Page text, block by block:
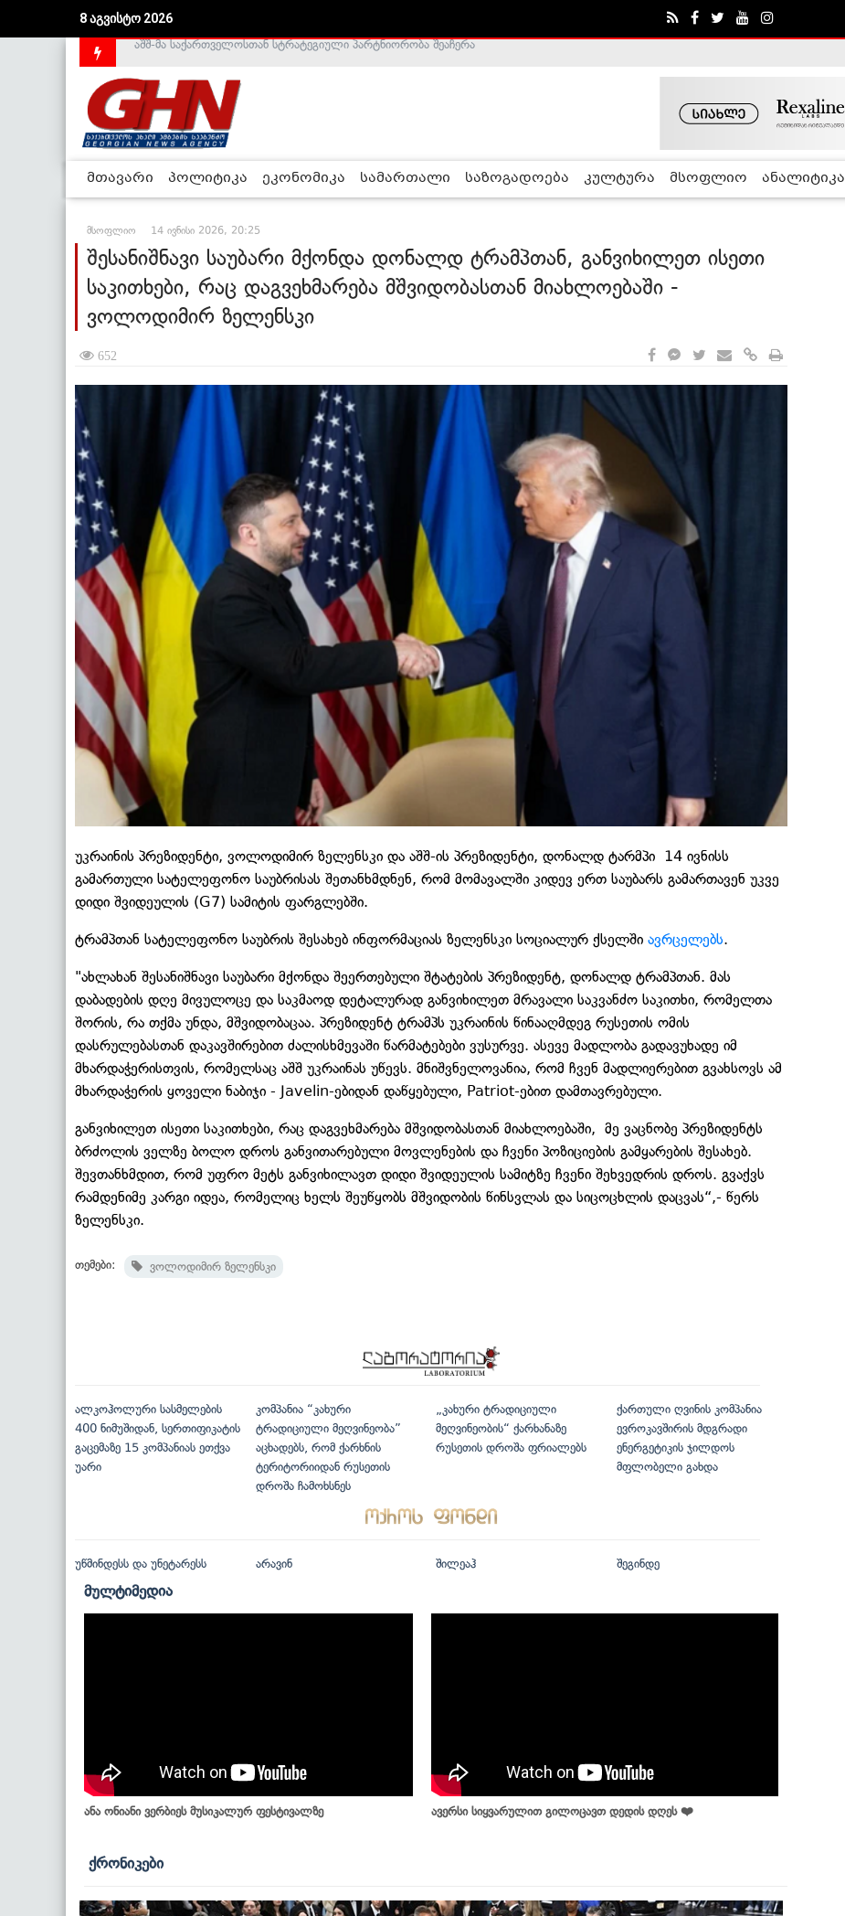
8 აგვისტო 2026
საქართველოს დე-ფაქტო მთავრობა არალეგიტიმურია - ჰელსინკის კომისია
მთავარი პოლიტიკა ეკონომიკა სამართალი საზოგადოება კულტურა მსოფლიო ანალიტიკა
მსოფლიო 14 ივნისი 2026, 20:25
შესანიშნავი საუბარი მქონდა დონალდ ტრამპთან, განვიხილეთ ისეთი
საკითხები, რაც დაგვეხმარება მშვიდობასთან მიახლოებაში -
ვოლოდიმირ ზელენსკი
652
უკრაინის პრეზიდენტი, ვოლოდიმირ ზელენსკი და აშშ-ის პრეზიდენტი, დონალდ ტარმპი 14 ივნისს
გამართული სატელეფონო საუბრისას შეთანხმდნენ, რომ მომავალში კიდევ ერთ საუბარს გამართავენ უკვე
დიდი შვიდეულის (G7) სამიტის ფარგლებში.
ტრამპთან სატელეფონო საუბრის შესახებ ინფორმაციას ზელენსკი სოციალურ ქსელში ავრცელებს.
"ახლახან შესანიშნავი საუბარი მქონდა შეერთებული შტატების პრეზიდენტ, დონალდ ტრამპთან. მას
დაბადების დღე მივულოცე და საკმაოდ დეტალურად განვიხილეთ მრავალი საკვანძო საკითხი, რომელთა
შორის, რა თქმა უნდა, მშვიდობაცაა. პრეზიდენტ ტრამპს უკრაინის წინააღმდეგ რუსეთის ომის
დასრულებასთან დაკავშირებით ძალისხმევაში წარმატებები ვუსურვე. ასევე მადლობა გადავუხადე იმ
მხარდაჭერისთვის, რომელსაც აშშ უკრაინას უწევს. მნიშვნელოვანია, რომ ჩვენ მადლიერებით გვახსოვს ამ
მხარდაჭერის ყოველი ნაბიჯი - Javelin-ებიდან დაწყებული, Patriot-ებით დამთავრებული.
განვიხილეთ ისეთი საკითხები, რაც დაგვეხმარება მშვიდობასთან მიახლოებაში, მე ვაცნობე პრეზიდენტს
ბრძოლის ველზე ბოლო დროს განვითარებული მოვლენების და ჩვენი პოზიციების გამყარების შესახებ.
შევთანხმდით, რომ უფრო მეტს განვიხილავთ დიდი შვიდეულის სამიტზე ჩვენი შეხვედრის დროს. გვაქვს
რამდენიმე კარგი იდეა, რომელიც ხელს შეუწყობს მშვიდობის წინსვლას და სიცოცხლის დაცვას“,- წერს
ზელენსკი.
თემები: ვოლოდიმირ ზელენსკი
ალკოჰოლური სასმელების
400 ნიმუშიდან, სერთიფიკატის
გაცემაზე 15 კომპანიას ეთქვა
უარი
კომპანია “კახური
ტრადიციული მეღვინეობა”
აცხადებს, რომ ქარხნის
ტერიტორიიდან რუსეთის
დროშა ჩამოხსნეს
„კახური ტრადიციული
მეღვინეობის“ ქარხანაზე
რუსეთის დროშა ფრიალებს
ქართული ღვინის კომპანია
ევროკავშირის მდგრადი
ენერგეტიკის ჯილდოს
მფლობელი გახდა
უწმინდესს და უნეტარესს არავინ შილეაჰ შეგინდე
მულტიმედია
ანა ონიანი ვერბიეს მუსიკალურ ფესტივალზე ავერსი სიყვარულით გილოცავთ დედის დღეს ❤️
ქრონიკები